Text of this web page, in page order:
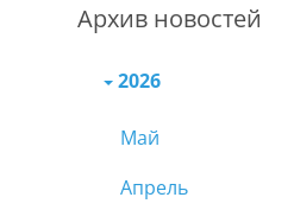
Архив новостей
2026
Май
Апрель